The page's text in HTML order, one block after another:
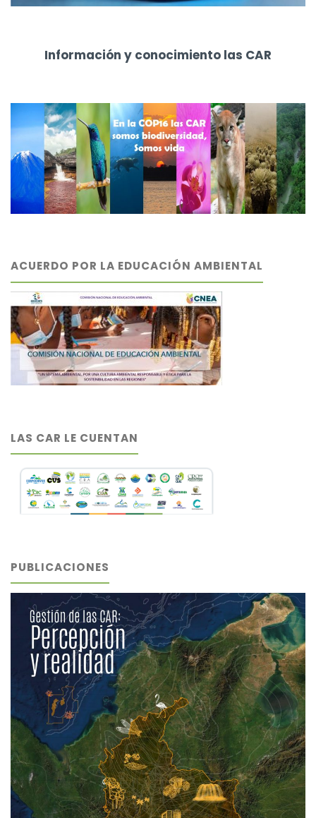
Información y conocimiento las CAR
ACUERDO POR LA EDUCACIÓN AMBIENTAL
LAS CAR LE CUENTAN
PUBLICACIONES